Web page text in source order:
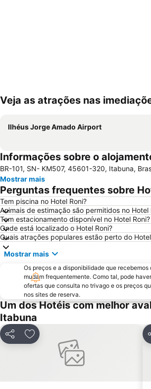
Ampliar mapa
Veja as atrações nas
Ilhéus Jorge Amado Airport
Informações sobre o
BR-101, SN- KM507, 45601-320, Itabuna,
Mostrar mais
Perguntas frequentes sobre
Tem piscina no Hotel Roni?
Animais de estimação são permitidos no Hotel
Tem estacionamento disponível no Hotel Roni?
Onde está localizado o Hotel Roni?
Quais atrações populares estão perto do
Mostrar mais
Os preços e a disponibilidade que recebemos
mudam frequentemente. Como tal, pode
ofertas que consulta no trivago e os preços
nos sites de reserva.
Um dos Hotéis com melhor
Itabuna
PartilharAdicionar aos favoritos